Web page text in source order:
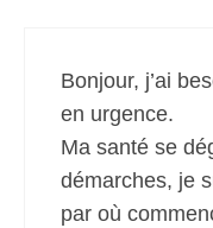
Bonjour, j’ai
en urgence.
Ma santé se
démarches, je
par où